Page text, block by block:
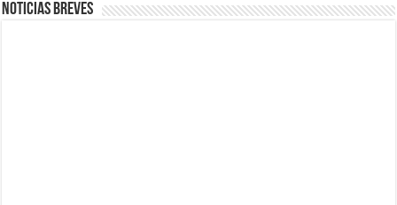
Noticias breves